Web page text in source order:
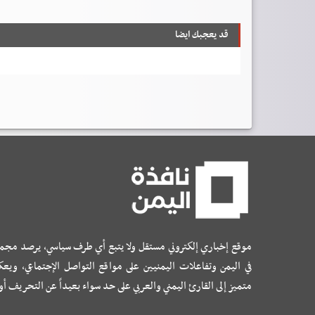
قد يعجبك ايضا
موقع إخباري إلكتروني مستقل ولا يتبع أي طرف سياسي، يرصد
في اليمن وتفاعلات اليمنيين على مواقع التواصل الإجتماعي،
متميز إلى القارئ اليمني والعربي على حد سواء بعيداً عن التحريف